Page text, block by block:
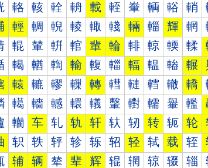
輅 輆 輇 輈 載 輊 輋 輌 輍 輎
輕 輖 輗 輘 輙 輚 輛 輜 輝 輞
輥 輦 輧 輨 輩 輪 輫 輬 輭 輮
輵 輶 輷 輸 輹 輺 輻 輼 輽 輾
轅 轆 轇 轈 轉 轊 轋 轌 轍 轎
轕 轖 轗 轘 轙 轚 轛 轜 轝 轞
轥 车 轧 轨 轩 轪 轫 转 轭 轮
轵 轶 轷 轸 轹 轺 轻 轼 载 轾
辅 辆 辇 辈 辉 辊 辋 辌 辍 辎